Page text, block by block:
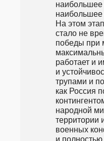
наибольшее
наибольшее
На этом
стало не
победы при
работает и
и
трупами и
как Россия
народной
территории
военных
и